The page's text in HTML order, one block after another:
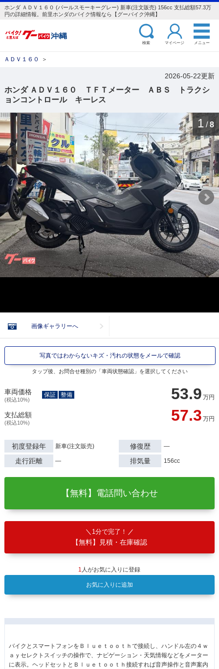
ホンダ ＡＤＶ１６０ (パールスモーキーグレー) 新車(注文販売) 156cc 支払総額57.3万
円の詳細情報。前里ホンダのバイク情報なら【グーバイク沖縄】
検索 マイページ メニュー
ＡＤＶ１６０ ＞
2026-05-22更新
ホンダ ＡＤＶ１６０ ＴＦＴメーター ＡＢＳ トラクシ
ョンコントロール キーレス
1 / 8
画像ギャラリーへ
写真ではわからないキズ・汚れの状態をメールで確認
タップ後、お問合せ種別の「車両状態確認」を選択してください
車両価格
(税込10%) 53.9 万円
保証 整備
支払総額
(税込10%) 57.3 万円
初度登録年 新車(注文販売) 修復歴 ―
走行距離 ― 排気量 156cc
【無料】電話問い合わせ
1分で完了！
【無料】見積・在庫確認
1 人がお気に入りに登録
お気に入りに追加
バイクとスマートフォンをＢｌｕｅｔｏｏｔｈで接続し、ハンドル左の４ｗ
ａｙセレクトスイッチの操作で、ナビゲーション・天気情報などをメーター
に表示。ヘッドセットとＢｌｕｅｔｏｏｔｈ接続すれば音声操作と音声案内